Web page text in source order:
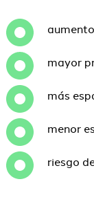
mayor
más
menor
riesgo